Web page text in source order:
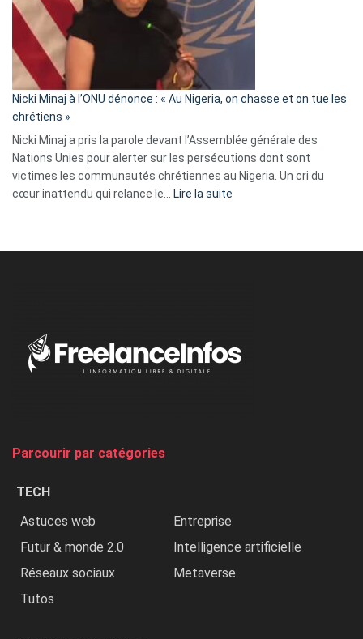
« Zemmour
a
tout
parle
ses
tripes »
Nicki Minaj à l’ONU dénonce : « Au Nigeria, on chasse et on tue les
chrétiens »
Nicki Minaj a pris la parole devant l’Assemblée générale des
Nations Unies pour alerter sur les persécutions dont sont
victimes les communautés chrétiennes au Nigeria. Un cri du
cœur inattendu qui relance le…
Lire la suite
Nigeria,
Parcourir par catégories
TECH
Astuces web
Entreprise
Futur & monde 2.0
Intelligence artificielle
Réseaux sociaux
Metaverse
Tutos